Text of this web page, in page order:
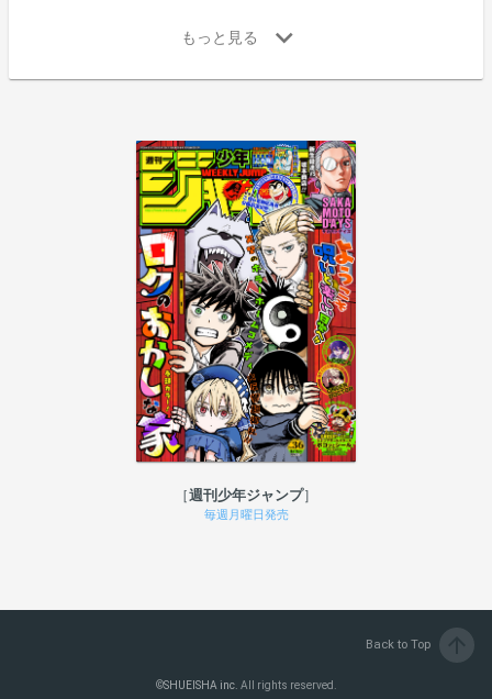
週刊少年ジャンプ
毎週月曜日発売
Back to Top
©SHUEISHA inc. All rights reserved.